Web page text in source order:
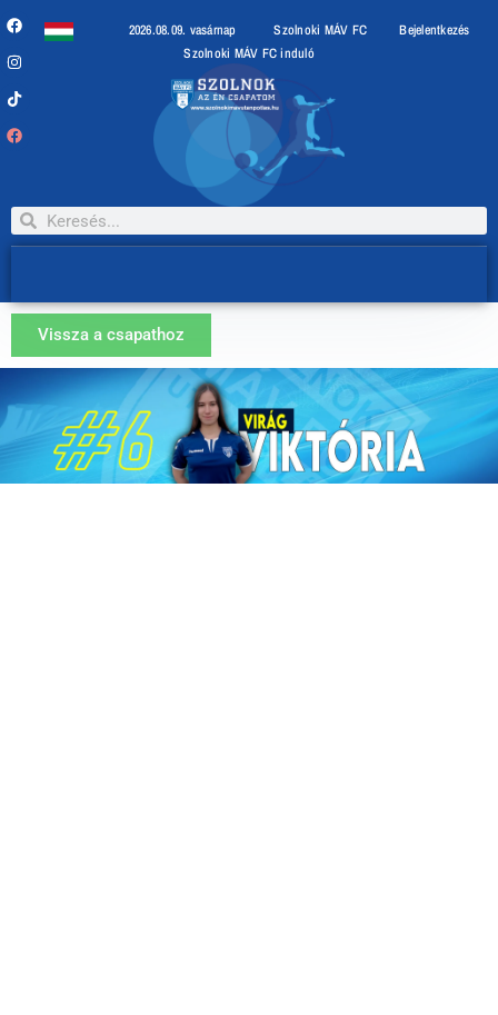
2026.08.09. vasárnap Szolnoki MÁV FC
Bejelentkezés
Szolnoki MÁV FC induló
Vissza a csapathoz